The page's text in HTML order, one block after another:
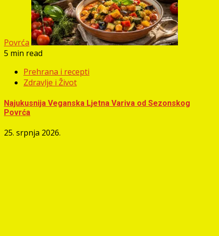
Povrća
5 min read
Prehrana i recepti
Zdravlje i Život
Najukusnija Veganska Ljetna Variva od Sezonskog
Povrća
25. srpnja 2026.